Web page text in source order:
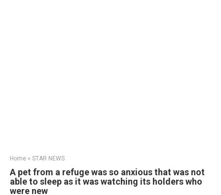
Home » STAR NEWS
A pet from a refuge was so anxious that was not
able to sleep as it was watching its holders who
were new